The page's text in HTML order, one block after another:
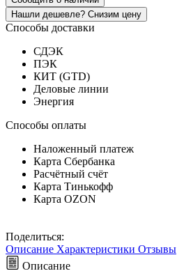
Нашли дешевле? Снизим цену
Способы доставки
СДЭК
ПЭК
КИТ (GTD)
Деловые линии
Энергия
Способы оплаты
Наложенный платеж
Карта Сбербанка
Расчётный счёт
Карта Тинькофф
Карта OZON
Поделиться:
Описание Характеристики Отзывы
Описание